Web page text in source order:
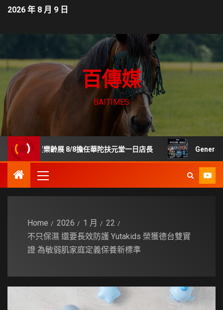
2026 年 8 月 9 日
百傳媒
BAITIMES
世貿樂齡展 8/8擔任華陀扶元堂一日店長 GenerStand 擬
Home 2026 1 月
22
不只保濕 還要長效防護 Yutakids 榮獲德台雙實
證 為敏弱肌家庭定義保養新標準